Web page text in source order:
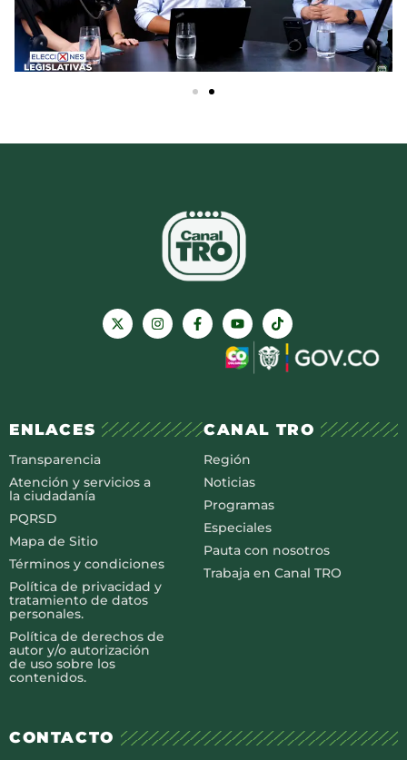
ENLACES
Transparencia
Atención y servicios a
la ciudadanía
PQRSD
Mapa de Sitio
Términos y condiciones
Política de privacidad y
tratamiento de datos
personales.
Política de derechos de
autor y/o autorización
de uso sobre los
contenidos.
CANAL TRO
Región
Noticias
Programas
Especiales
Pauta con nosotros
Trabaja en Canal TRO
CONTACTO